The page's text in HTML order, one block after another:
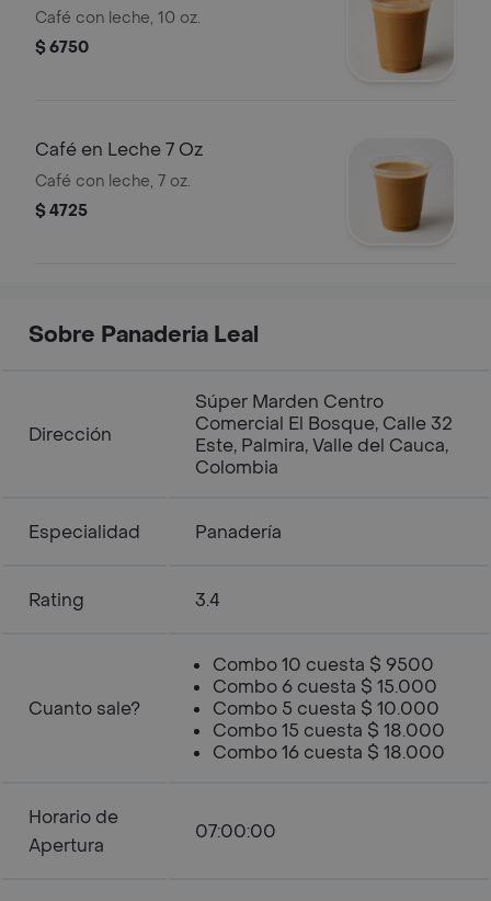
Café con leche, 10 oz.
$ 6750
Café en Leche 7 Oz
Café con leche, 7 oz.
$ 4725
Sobre Panaderia Leal
Dirección
Súper Marden Centro
Comercial El Bosque, Calle 32
Este, Palmira, Valle del Cauca,
Colombia
Especialidad Panadería
Rating 3.4
Cuanto sale?
Combo 10 cuesta $ 9500
Combo 6 cuesta $ 15.000
Combo 5 cuesta $ 10.000
Combo 15 cuesta $ 18.000
Combo 16 cuesta $ 18.000
Horario de
Apertura
07:00:00